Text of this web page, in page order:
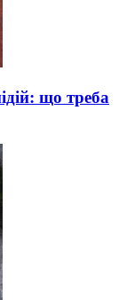
що треба